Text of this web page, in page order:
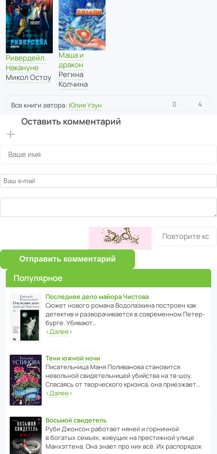
Ривердейл.
Накануне
Микол Остоу
Маша и
дракон
Регина
Колчина
Все книги автора: Юлия Узун 0 4
Оставить комментарий
Отправить комментарий
Популярное
Последнее дело майора Чистова
Сюжет нового романа Водо­ла­з­кина пост­роен как
дете­ктив и разво­ра­чи­ва­ется в совре­менном Пете­р­
бурге. Убивают…
‹Далее›
Тени южной ночи
Писа­тель­ница Маня Поли­ва­нова стано­вится
невольной свиде­тель­ницей убийства на тв-шоу.
Спасаясь от твор­че­с­кого кризиса, она приезжает…
‹Далее›
Восьмой свидетель
Руби Джонсон рабо­тает няней и горни­чной
в богатых семьях, живущих на прес­ти­жной улице
Манх­эт­тена. Она знает про них всё. Их распо­рядок